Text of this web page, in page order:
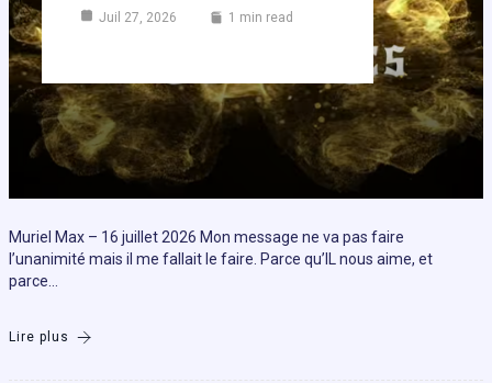
Juil 27, 2026
1 min read
Muriel Max – 16 juillet 2026 Mon message ne va pas faire
l’unanimité mais il me fallait le faire. Parce qu’IL nous aime, et
parce…
Lire plus